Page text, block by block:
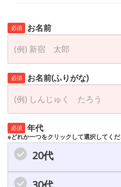
必須 お名前
必須 お名前(ふりがな)
必須 年代
※どれか一つをクリックして選択してくだ
20代